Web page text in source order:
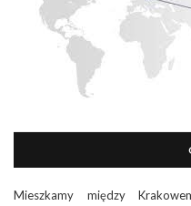
Mieszkamy między